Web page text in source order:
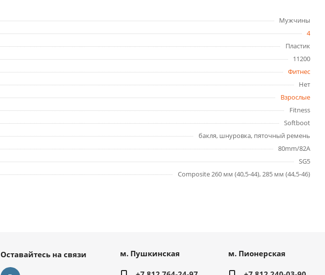
Мужчины
4
Пластик
11200
Фитнес
Нет
Взрослые
Fitness
Softboot
бакля, шнуровка, пяточный ремень
80mm/82A
SG5
Composite 260 мм (40,5-44), 285 мм (44,5-46)
Оставайтесь на связи м. Пушкинская м. Пионерская